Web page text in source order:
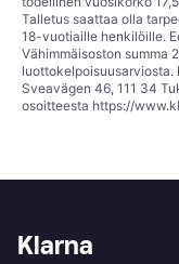
Talletus saattaa olla
18-vuotiaille henkilöille.
Vähimmäisoston summa
luottokelpoisuusarviosta.
Sveavägen 46, 111 34
osoitteesta https://
Klarna